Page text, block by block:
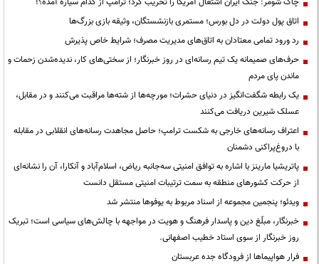
اتاق پول دولت در دل بورس؛ مستمری بازنشستگان، وثیقه بازی بزرگ‌ها
رد ورود تمامی معتادان به اتاق‌های مدیریت مصرف؛ شرایط خاص پذیرش
حرف‌های صمیمانه یک تیم رسانه‌ای در روز خبرنگار؛ از سختی‌های کار، ندیده‌شدن زحمات و
ماندن پای مردم
یک رابطه شگفت‌انگیز در دنیای حشرات؛ مورچه‌ها از شته‌ها مراقبت می‌کنند و در مقابل،
عسلک شیرین دریافت می‌کنند
اعتراف رسانه‌های خارجی به شکست ترامپ؛ حاصل مجاهدت رسانه‌های انقلابی در مقابله
با دروغ‌پراکنی دشمنان
پاتریشیا مارینز با اشاره به توافق امنیتی سه‌جانبه ریاض، اسلام‌آباد و آنکارا، آن را نشانه‌ای
از حرکت کشورهای منطقه به سمت ترتیبات امنیتی مستقل دانست
ویدئو؛ پنجمین مجموعه از اسناد مربوط به یوفوها منتشر شد
خبرنگار، مبلّغ دین و پاسدار فرهنگ و هویت در مواجهه با چالش‌های سیاسی است؛ تبریک
روز خبرنگار از سوی استاد خطیب اصفهانی.
فرار هواپیماها از فرودگاه جده عربستان